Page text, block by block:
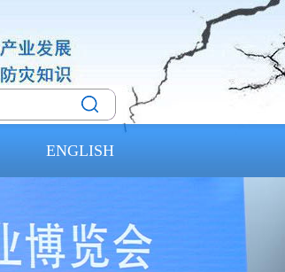
ENGLISH